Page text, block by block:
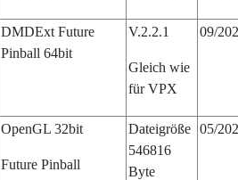
DMDExt Future
Pinball 64bit
V.2.2.1
Gleich wie
für VPX
09/
OpenGL 32bit
Future Pinball
Dateigröße
546816
Byte
05/